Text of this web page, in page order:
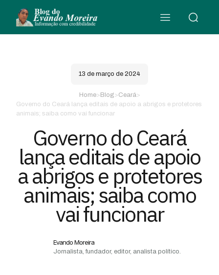
13 de março de 2024
Home> Blog>Ceará>
Governo do Ceará lança editais de apoio a abrigos e protetores
animais; saiba como vai funcionar
Governo do Ceará
lança editais de apoio
a abrigos e protetores
animais; saiba como
vai funcionar
Evando Moreira
Jornalista, fundador, editor, analista político.